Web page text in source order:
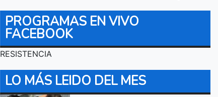
PROGRAMAS EN VIVO
FACEBOOK
RESISTENCIA
LO MÁS LEIDO DEL MES